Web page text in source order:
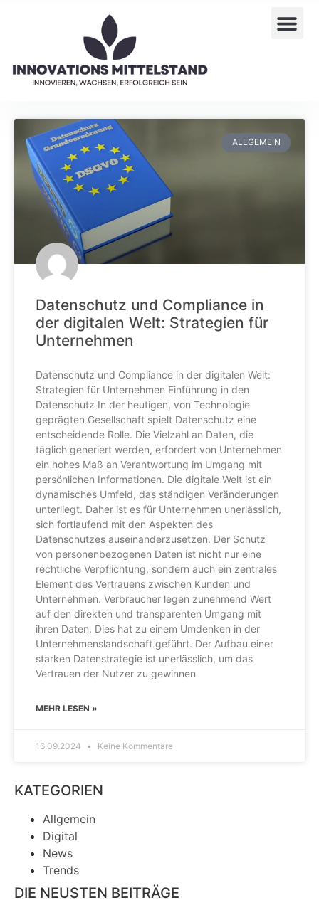
ALLGEMEIN
Datenschutz und Compliance in
der digitalen Welt: Strategien für
Unternehmen
Datenschutz und Compliance in der digitalen Welt:
Strategien für Unternehmen Einführung in den
Datenschutz In der heutigen, von Technologie
geprägten Gesellschaft spielt Datenschutz eine
entscheidende Rolle. Die Vielzahl an Daten, die
täglich generiert werden, erfordert von Unternehmen
ein hohes Maß an Verantwortung im Umgang mit
persönlichen Informationen. Die digitale Welt ist ein
dynamisches Umfeld, das ständigen Veränderungen
unterliegt. Daher ist es für Unternehmen unerlässlich,
sich fortlaufend mit den Aspekten des
Datenschutzes auseinanderzusetzen. Der Schutz
von personenbezogenen Daten ist nicht nur eine
rechtliche Verpflichtung, sondern auch ein zentrales
Element des Vertrauens zwischen Kunden und
Unternehmen. Verbraucher legen zunehmend Wert
auf den direkten und transparenten Umgang mit
ihren Daten. Dies hat zu einem Umdenken in der
Unternehmenslandschaft geführt. Der Aufbau einer
starken Datenstrategie ist unerlässlich, um das
Vertrauen der Nutzer zu gewinnen
MEHR LESEN »
16.09.2024 Keine Kommentare
KATEGORIEN
Allgemein
Digital
News
Trends
DIE NEUSTEN BEITRÄGE